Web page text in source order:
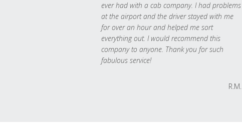
ever had with a cab company. I had problems
at the airport and the driver stayed with me
for over an hour and helped me sort
everything out. I would recommend this
company to anyone. Thank you for such
fabulous service!
R.M.